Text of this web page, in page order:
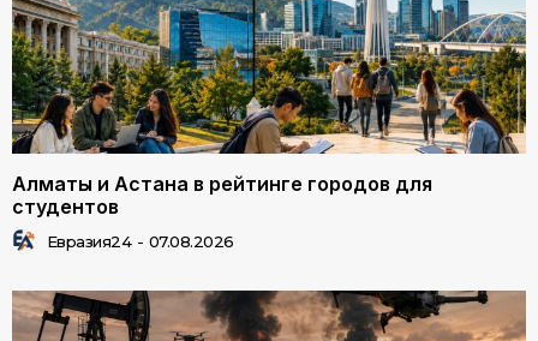
Алматы и Астана в рейтинге городов для
студентов
Евразия24 - 07.08.2026